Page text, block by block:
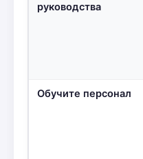
руководства
Обучите персонал